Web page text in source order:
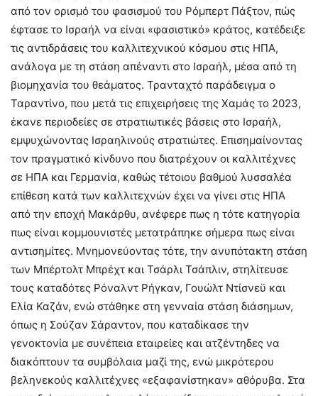
από τον ορισμό του φασισμού του Ρόμπερτ Πάξτον, πώς
έφτασε το Ισραήλ να είναι «φασιστικό» κράτος, κατέδειξε
τις αντιδράσεις του καλλιτεχνικού κόσμου στις ΗΠΑ,
ανάλογα με τη στάση απέναντι στο Ισραήλ, μέσα από τη
βιομηχανία του θεάματος. Τρανταχτό παράδειγμα ο
Ταραντίνο, που μετά τις επιχειρήσεις της Χαμάς το 2023,
έκανε περιοδείες σε στρατιωτικές βάσεις στο Ισραήλ,
εμψυχώνοντας Ισραηλινούς στρατιώτες. Επισημαίνοντας
τον πραγματικό κίνδυνο που διατρέχουν οι καλλιτέχνες
σε ΗΠΑ και Γερμανία, καθώς τέτοιου βαθμού λυσσαλέα
επίθεση κατά των καλλιτεχνών έχει να γίνει στις ΗΠΑ
από την εποχή Μακάρθυ, ανέφερε πως η τότε κατηγορία
πως είναι κομμουνιστές μετατράπηκε σήμερα πως είναι
αντισημίτες. Μνημονεύοντας τότε, την ανυπότακτη στάση
των Μπέρτολτ Μπρέχτ και Τσάρλι Τσάπλιν, στηλίτευσε
τους καταδότες Ρόναλντ Ρήγκαν, Γουώλτ Ντίσνεϋ και
Ελία Καζάν, ενώ στάθηκε στη γενναία στάση διάσημων,
όπως η Σούζαν Σάραντον, που καταδίκασε την
γενοκτονία με συνέπεια εταιρείες και ατζέντηδες να
διακόπτουν τα συμβόλαια μαζί της, ενώ μικρότερου
βεληνεκούς καλλιτέχνες «εξαφανίστηκαν» αθόρυβα. Στα